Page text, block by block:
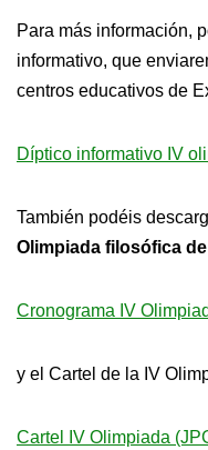
Para más información,
informativo, que
centros educativos de
Díptico informativo IV
También podéis
Olimpiada filosófica
Cronograma IV
y el Cartel de la IV
Cartel IV Olimpiada